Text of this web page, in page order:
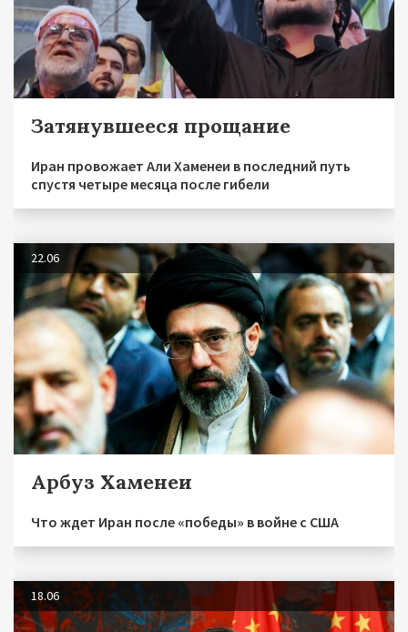
Затянувшееся прощание
Иран провожает Али Хаменеи в последний путь
спустя четыре месяца после гибели
22.06
Арбуз Хаменеи
Что ждет Иран после «победы» в войне с США
18.06